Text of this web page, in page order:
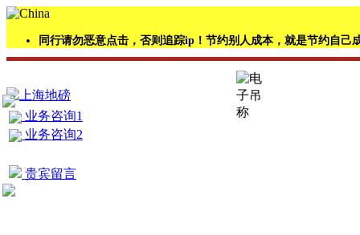
同行请勿恶意点击，否则追踪ip！节约别人成本，就是节约自己
业务咨询1
业务咨询2
贵宾留言